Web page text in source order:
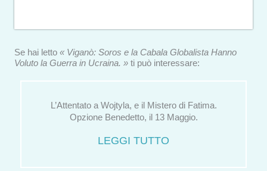
Se hai letto « Viganò: Soros e la Cabala Globalista Hanno
Voluto la Guerra in Ucraina. » ti può interessare:
L’Attentato a Wojtyla, e il Mistero di Fatima.
Opzione Benedetto, il 13 Maggio.
LEGGI TUTTO